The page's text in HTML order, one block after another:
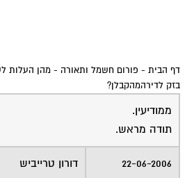
בזק לדירהמהקבלן?
ממודיעין.
תודה מראש.
22-06-2006
05:01:00
דורון טרייביש